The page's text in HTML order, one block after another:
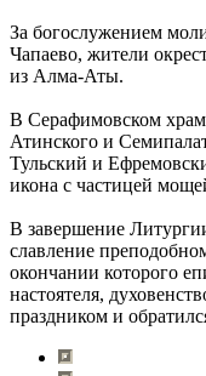
За богослужением
Чапаево, жители
из Алма-Аты.
В Серафимовском
Атинского и
Тульский и
икона с частицей
В завершение
славление
окончании которого
настоятеля,
праздником и